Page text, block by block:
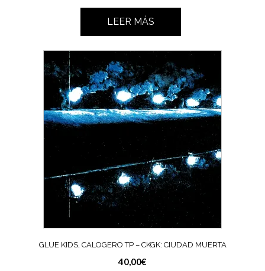
LEER MÁS
GLUE KIDS, CALOGERO TP – CKGK: CIUDAD MUERTA
40,00€